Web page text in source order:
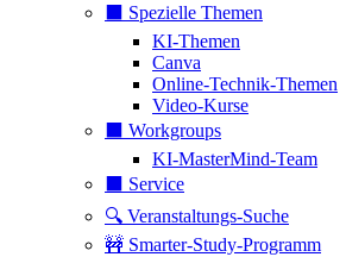
⬛️ Spezielle Themen
KI-Themen
Canva
Online-Technik-Themen
Video-Kurse
⬛️ Workgroups
KI-MasterMind-Team
⬛️ Service
🔍 Veranstaltungs-Suche
🚧 Smarter-Study-Programm